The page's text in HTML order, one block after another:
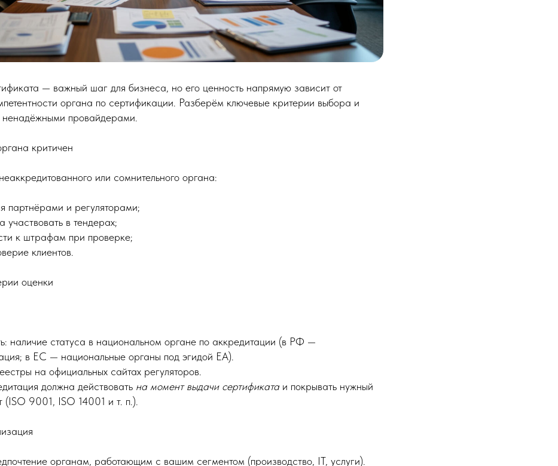
— важный шаг для бизнеса, но его ценность напрямую зависит от
органа по сертификации. Разберём ключевые критерии выбора и
ненадёжными провайдерами.
критичен
или сомнительного органа:
партнёрами и регуляторами;
участвовать в тендерах;
к штрафам при проверке;
клиентов.
оценки
наличие статуса в национальном органе по аккредитации (в РФ —
в ЕС — национальные органы под эгидой EA).
на официальных сайтах регуляторов.
должна действовать на момент выдачи сертификатаи покрывать нужный
(ISO 9001, ISO 14001 и т. п.).
органам, работающим с вашим сегментом (производство, IT, услуги).